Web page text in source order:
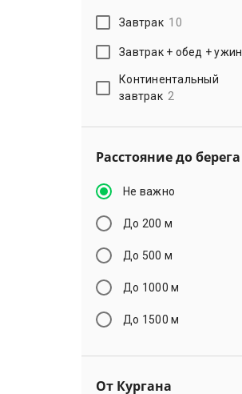
Завтрак 10
Завтрак + обед + ужин
Континентальный
завтрак 2
Расстояние до берега
Не важно
До 200 м
До 500 м
До 1000 м
До 1500 м
От Кургана